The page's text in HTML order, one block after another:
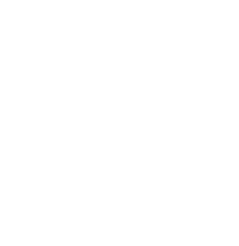
bizantino. En un
gustaría extender la
comunidad de
de este camino de
Iglesia local ha sido la
el padre Luca Bovio ha
mes de octubre para
de la Iglesia greco-
entre el 12 % y